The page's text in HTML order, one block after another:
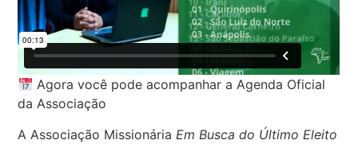
Agora você pode acompanhar a Agenda Oficial
da Associação
A Associação Missionária Em Busca do Último Eleito